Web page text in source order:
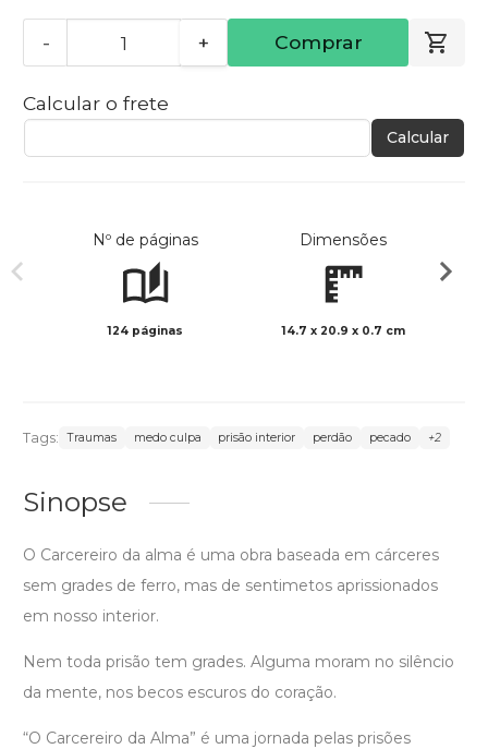
- + Comprar
Calcular o frete
Calcular
Nº de páginas
124 páginas
Dimensões
14.7 x 20.9 x 0.7 cm
Tags: Traumas medo culpa prisão interior perdão pecado +2
Sinopse
O Carcereiro da alma é uma obra baseada em cárceres
sem grades de ferro, mas de sentimetos aprissionados
em nosso interior.
Nem toda prisão tem grades. Alguma moram no silêncio
da mente, nos becos escuros do coração.
“O Carcereiro da Alma” é uma jornada pelas prisões